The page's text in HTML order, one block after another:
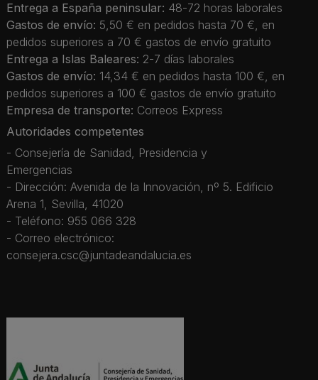
Entrega a España peninsular: 48-72 horas laborales
Gastos de envío: 5,50 € en pedidos hasta 70 €, en
pedidos superiores a 70 € gastos de envío gratuito
Entrega a Islas Baleares: 2-7 días laborales
Gastos de envío: 14,34 € en pedidos hasta 100 €, en
pedidos superiores a 100 € gastos de envío gratuito
Empresa de transporte: Correos Express
Autoridades competentes
- Consejería de Sanidad, Presidencia y
Emergencias
- Dirección: Avenida de la Innovación, nº 5. Edificio
Arena 1, Sevilla, 41020
- Teléfono: 955 066 328
- Correo electrónico:
consejera.csc@juntadeandalucia.es